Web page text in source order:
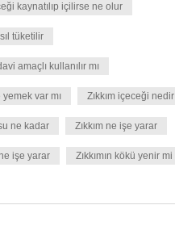
kaynatılıp içilirse ne olur
tüketilir
amaçlı kullanılır mı
yemek var mı Zıkkım içeceği nedir
ne kadar Zıkkım ne işe yarar
işe yarar Zıkkımın kökü yenir mi